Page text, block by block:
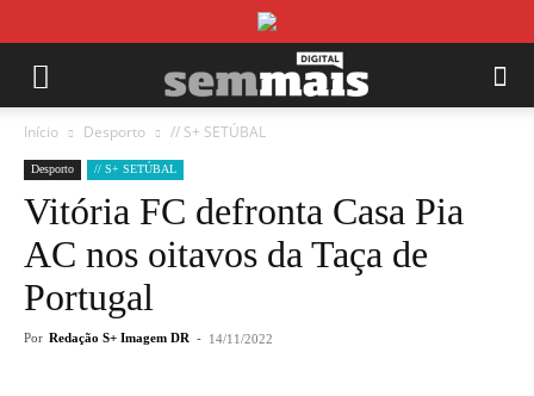
Início Desporto // S+ SETÚBAL
Desporto // S+ SETÚBAL
Vitória FC defronta Casa Pia
AC nos oitavos da Taça de
Portugal
Por Redação S+ Imagem DR - 14/11/2022